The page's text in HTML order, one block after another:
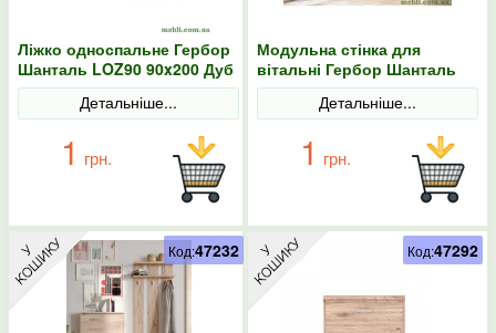
Ліжко односпальне Гербор
Шанталь LOZ90 90x200 Дуб
санремо світлий
Детальніше...
1 грн.
Модульна стінка для
вітальні Гербор Шанталь
N100022 Дуб санремо
Детальніше...
1 грн.
Код:47232 Код:47292